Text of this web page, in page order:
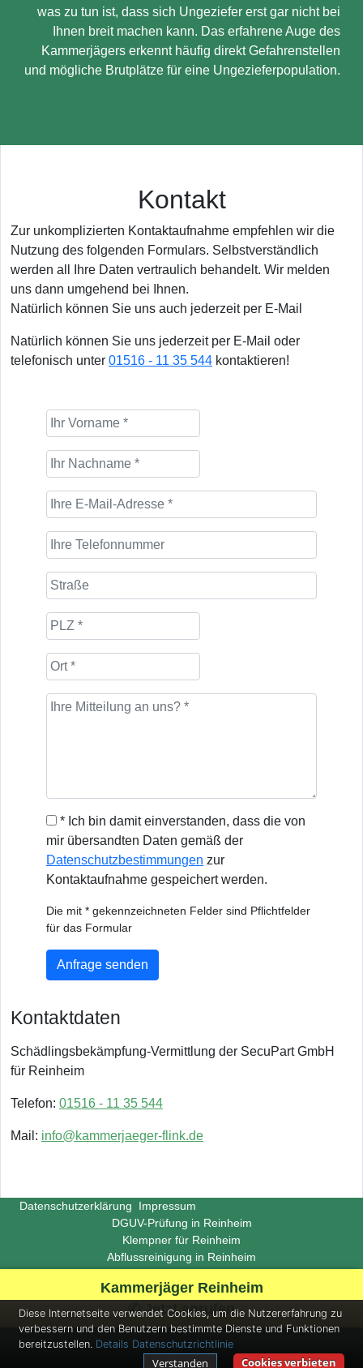
Kammerjäger Reinheim
✆ Jetzt anrufen
was zu tun ist, dass sich Ungeziefer erst gar nicht bei
Ihnen breit machen kann. Das erfahrene Auge des
Kammerjägers erkennt häufig direkt Gefahrenstellen
und mögliche Brutplätze für eine Ungezieferpopulation.
Kontakt
Zur unkomplizierten Kontaktaufnahme empfehlen wir die
Nutzung des folgenden Formulars. Selbstverständlich
werden all Ihre Daten vertraulich behandelt. Wir melden
uns dann umgehend bei Ihnen.
Natürlich können Sie uns auch jederzeit per E-Mail
Natürlich können Sie uns jederzeit per E-Mail oder
telefonisch unter 01516 - 11 35 544 kontaktieren!
* Ich bin damit einverstanden, dass die von
mir übersandten Daten gemäß der
Datenschutzbestimmungen zur
Kontaktaufnahme gespeichert werden.
Die mit * gekennzeichneten Felder sind Pflichtfelder
für das Formular
Anfrage senden
Kontaktdaten
Schädlingsbekämpfung-Vermittlung der SecuPart GmbH
für Reinheim
Telefon: 01516 - 11 35 544
Mail: info@kammerjaeger-flink.de
Datenschutzerklärung
Impressum
DGUV-Prüfung in Reinheim
Klempner für Reinheim
Abflussreinigung in Reinheim
(Last update 2026-06-29)
Diese Internetseite verwendet Cookies, um die Nutzererfahrung zu
verbessern und den Benutzern bestimmte Dienste und Funktionen
bereitzustellen. Details Datenschutzrichtlinie
Cookies verbieten
Verstanden